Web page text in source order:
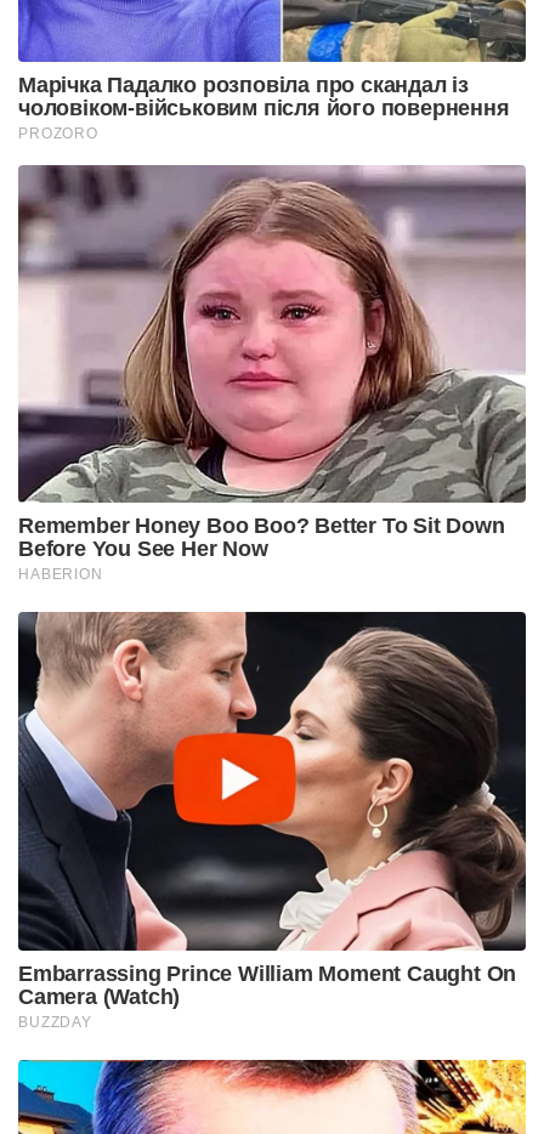
Марічка Падалко розповіла про скандал із
чоловіком-військовим після його повернення
PROZORO
Remember Honey Boo Boo? Better To Sit Down
Before You See Her Now
HABERION
Embarrassing Prince William Moment Caught On
Camera (Watch)
BUZZDAY